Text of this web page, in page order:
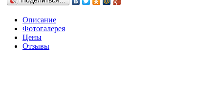
Описание
Фотогалерея
Цены
Отзывы